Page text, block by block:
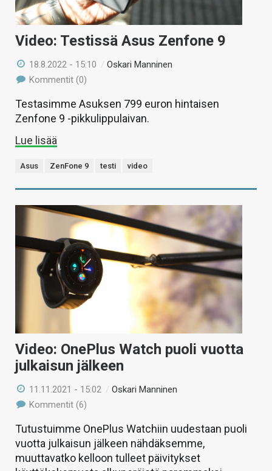
Video: Testissä Asus Zenfone 9
18.8.2022 - 15:10 /Oskari Manninen
Kommentit (0)
Testasimme Asuksen 799 euron hintaisen
Zenfone 9 -pikkulippulaivan.
Lue lisää
Asus ZenFone 9 testi video
Video: OnePlus Watch puoli vuotta
julkaisun jälkeen
11.11.2021 - 15:02 /Oskari Manninen
Kommentit (6)
Tutustuimme OnePlus Watchiin uudestaan puoli
vuotta julkaisun jälkeen nähdäksemme,
muuttavatko kelloon tulleet päivitykset